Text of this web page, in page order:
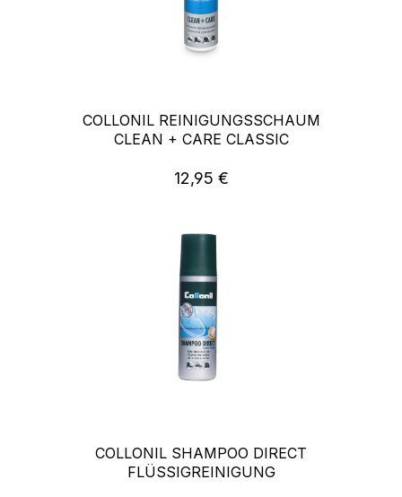
COLLONIL REINIGUNGSSCHAUM
CLEAN + CARE CLASSIC
Regulärer Preis:
12,95 €
COLLONIL SHAMPOO DIRECT
FLÜSSIGREINIGUNG